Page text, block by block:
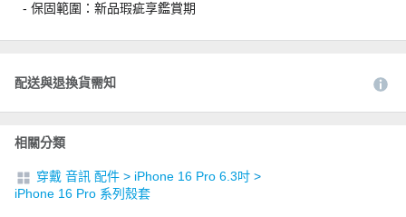
- 保固範圍：新品瑕疵享鑑賞期
配送與退換貨需知
相關分類
穿戴 音訊 配件 > iPhone 16 Pro 6.3吋 >
iPhone 16 Pro 系列殼套